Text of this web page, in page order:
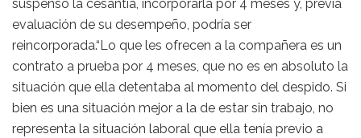
suspenso la cesantía, incorporarla por 4 meses y, previa
evaluación de su desempeño, podría ser
reincorporada.“Lo que les ofrecen a la compañera es un
contrato a prueba por 4 meses, que no es en absoluto la
situación que ella detentaba al momento del despido. Si
bien es una situación mejor a la de estar sin trabajo, no
representa la situación laboral que ella tenía previo a